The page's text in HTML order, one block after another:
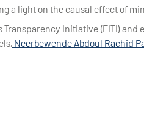
a light on the causal effect of
Initiative (EITI)
Neerbewende Abdoul Rachid